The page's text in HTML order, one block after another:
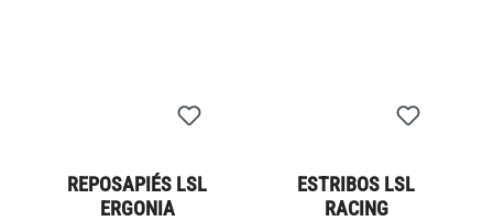
REPOSAPIÉS LSL
ERGONIA
ESTRIBOS LSL
RACING